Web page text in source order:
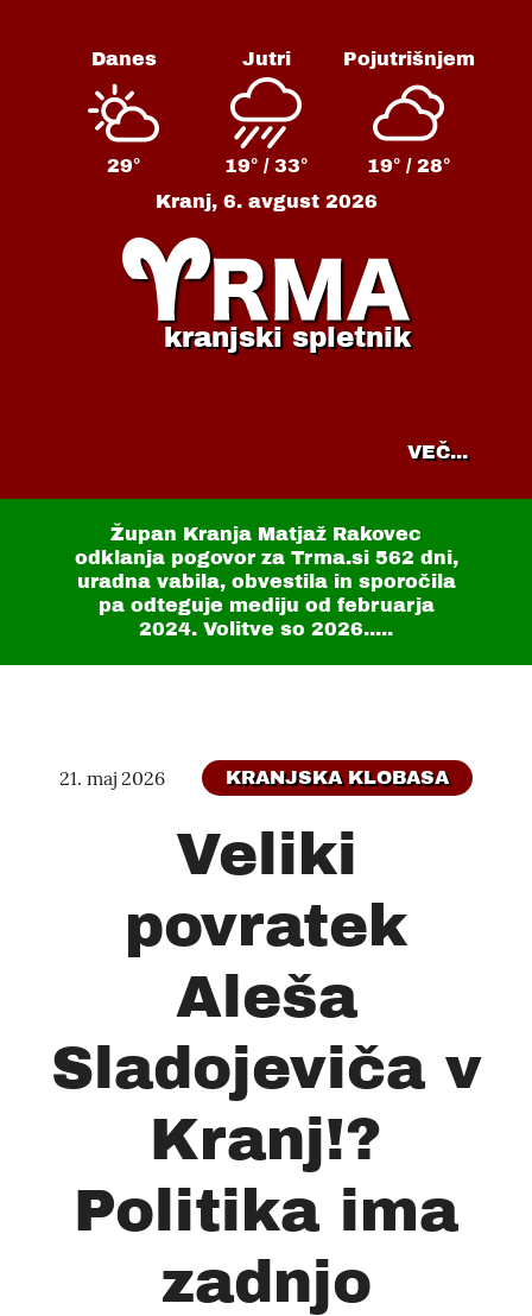
Danes
29°
Jutri
19° / 33°
Pojutrišnjem
19° / 28°
Kranj, 6. avgust 2026
kranjski spletnik
VEČ...
Župan Kranja Matjaž Rakovec
odklanja pogovor za Trma.si 562 dni,
uradna vabila, obvestila in sporočila
pa odteguje mediju od februarja
2024. Volitve so 2026.....
21. maj 2026 KRANJSKA KLOBASA
Veliki
povratek
Aleša
Sladojeviča v
Kranj!?
Politika ima
zadnjo